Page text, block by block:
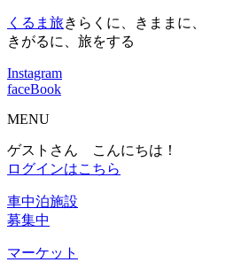
くるま旅きらくに、きままに、
きがるに、旅をする
Instagram
faceBook
MENU
ゲストさん こんにちは！
ログインはこちら
車中泊施設
募集中
マーケット